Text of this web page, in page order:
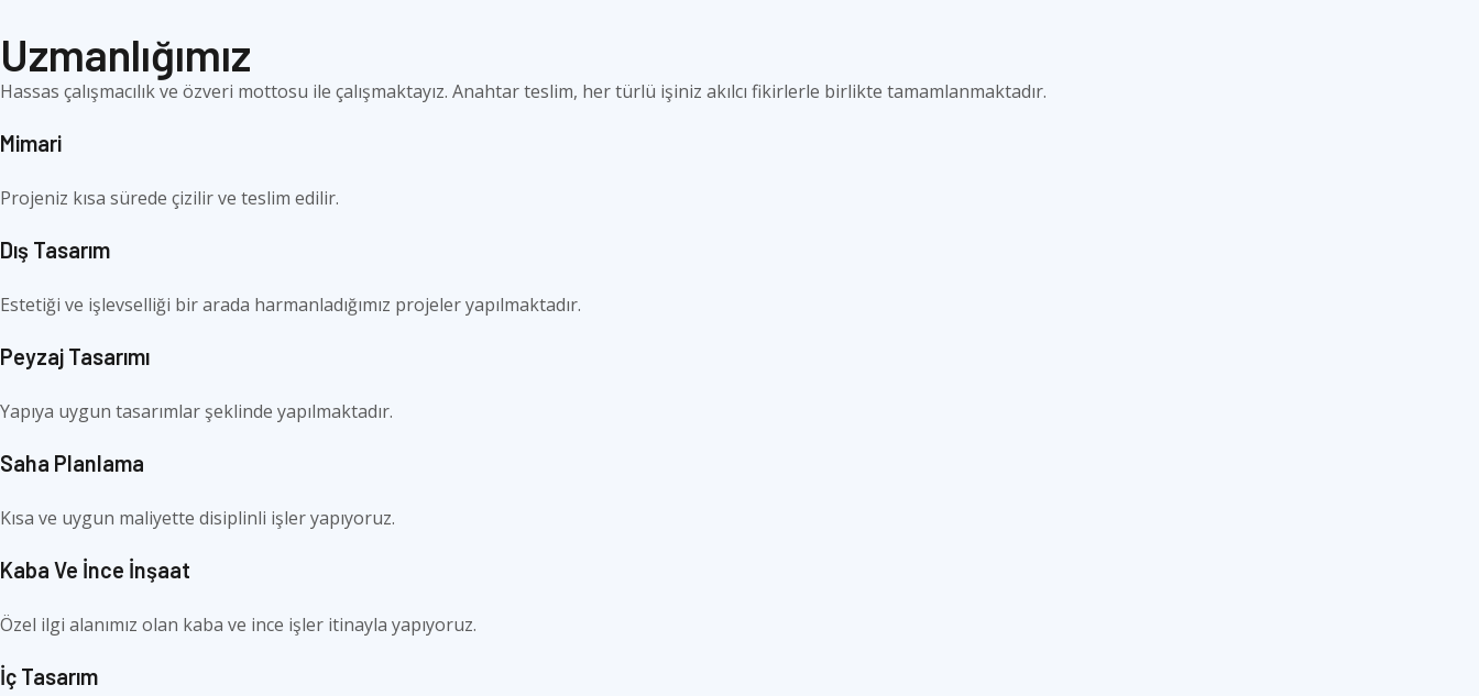
Uzmanlığımız
Hassas çalışmacılık ve özveri mottosu ile çalışmaktayız. Anahtar teslim, her türlü işiniz akılcı fikirlerle birlikte tamamlanmaktadır.
Mimari
Projeniz kısa sürede çizilir ve teslim edilir.
Dış Tasarım
Estetiği ve işlevselliği bir arada harmanladığımız projeler yapılmaktadır.
Peyzaj Tasarımı
Yapıya uygun tasarımlar şeklinde yapılmaktadır.
Saha Planlama
Kısa ve uygun maliyette disiplinli işler yapıyoruz.
Kaba Ve İnce İnşaat
Özel ilgi alanımız olan kaba ve ince işler itinayla yapıyoruz.
İç Tasarım